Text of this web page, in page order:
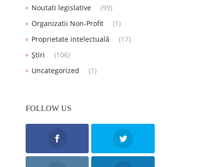
Noutati legislative
(99)
Organizatii Non-Profit
(1)
Proprietate intelectuală
(17)
Știri
(106)
Uncategorized
(1)
FOLLOW US